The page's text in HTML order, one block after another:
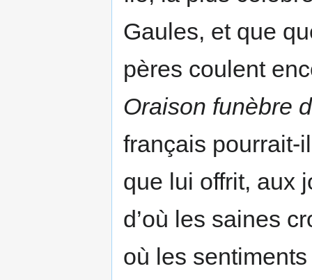
Gaules, et que
pères coulent
Oraison funèbre
français pourrait-
que lui offrit, aux
d’où les saines
où les